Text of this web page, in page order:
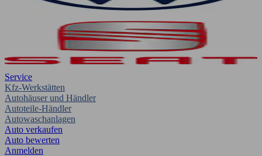
Service
Kfz-Werkstätten
Autohäuser und Händler
Autoteile-Händler
Autowaschanlagen
Auto verkaufen
Auto bewerten
Anmelden